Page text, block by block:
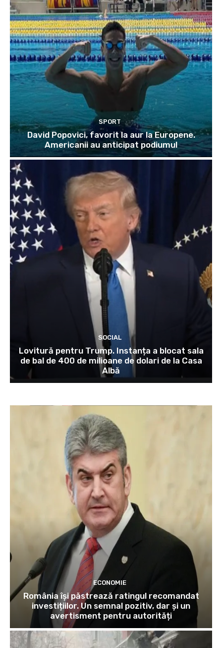
SPORT
David Popovici, favorit la aur la Europene.
Americanii au anticipat podiumul
SOCIAL
Lovitură pentru Trump. Instanța a blocat sala
de bal de 400 de milioane de dolari de la Casa
Albă
ECONOMIE
România își păstrează ratingul recomandat
investițiilor. Un semnal pozitiv, dar și un
avertisment pentru autorități